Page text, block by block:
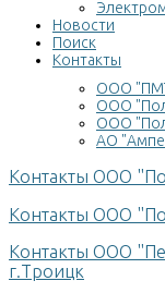
Новости
Поиск
Контакты
ООО
ООО
ООО
АО
Контакты ООО
Контакты ООО
Контакты ООО
г.Троицк